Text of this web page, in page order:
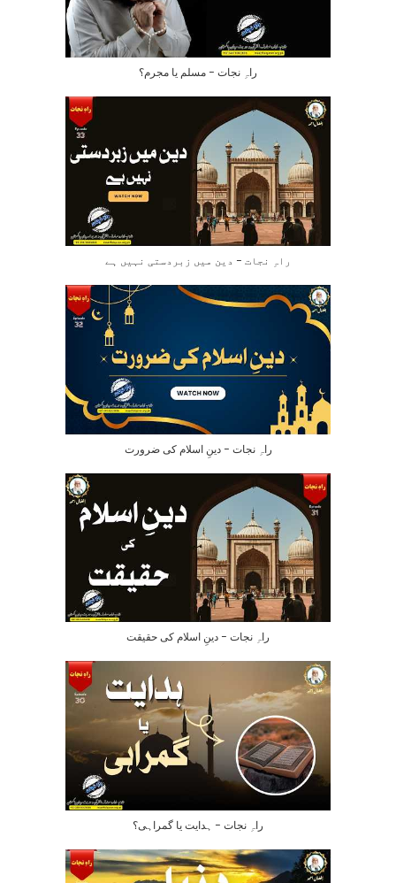
راہِ نجات – مسلم یا مجرم؟
راہِ نجات – دین میں زبردستی نہیں ہے
راہِ نجات – دینِ اسلام کی ضرورت
راہِ نجات – دینِ اسلام کی حقیقت
راہِ نجات – ہدایت یا گمراہی؟